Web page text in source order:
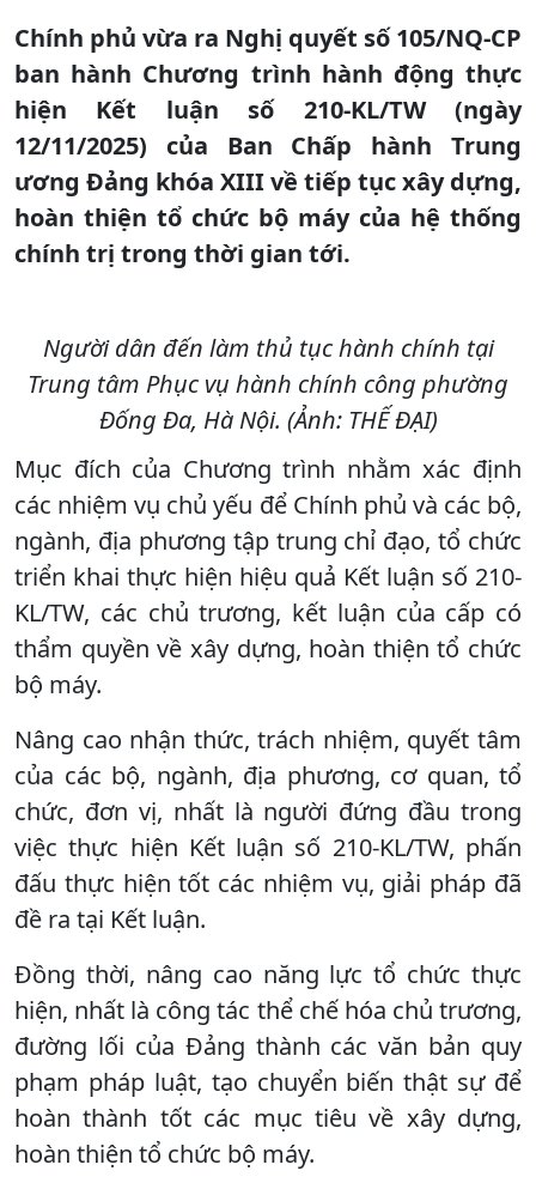
Chính phủ vừa ra Nghị quyết số 105/NQ-CP
ban hành Chương trình hành động thực
hiện Kết luận số 210-KL/TW (ngày
12/11/2025) của Ban Chấp hành Trung
ương Đảng khóa XIII về tiếp tục xây dựng,
hoàn thiện tổ chức bộ máy của hệ thống
chính trị trong thời gian tới.
Người dân đến làm thủ tục hành chính tại
Trung tâm Phục vụ hành chính công phường
Đống Đa, Hà Nội. (Ảnh: THẾ ĐẠI)
Mục đích của Chương trình nhằm xác định
các nhiệm vụ chủ yếu để Chính phủ và các bộ,
ngành, địa phương tập trung chỉ đạo, tổ chức
triển khai thực hiện hiệu quả Kết luận số 210-
KL/TW, các chủ trương, kết luận của cấp có
thẩm quyền về xây dựng, hoàn thiện tổ chức
bộ máy.
Nâng cao nhận thức, trách nhiệm, quyết tâm
của các bộ, ngành, địa phương, cơ quan, tổ
chức, đơn vị, nhất là người đứng đầu trong
việc thực hiện Kết luận số 210-KL/TW, phấn
đấu thực hiện tốt các nhiệm vụ, giải pháp đã
đề ra tại Kết luận.
Đồng thời, nâng cao năng lực tổ chức thực
hiện, nhất là công tác thể chế hóa chủ trương,
đường lối của Đảng thành các văn bản quy
phạm pháp luật, tạo chuyển biến thật sự để
hoàn thành tốt các mục tiêu về xây dựng,
hoàn thiện tổ chức bộ máy.